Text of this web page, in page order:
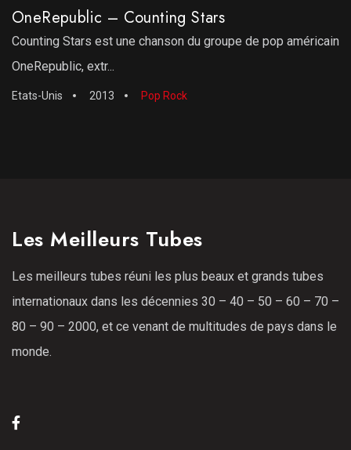
OneRepublic – Counting Stars
Counting Stars est une chanson du groupe de pop américain
OneRepublic, extr...
Etats-Unis 2013 Pop Rock
Les Meilleurs Tubes
Les meilleurs tubes réuni les plus beaux et grands tubes
internationaux dans les décennies 30 – 40 – 50 – 60 – 70 –
80 – 90 – 2000, et ce venant de multitudes de pays dans le
monde.